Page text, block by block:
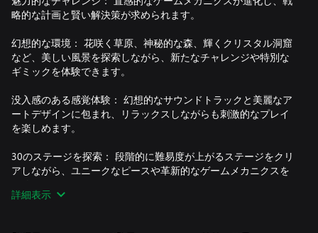
略的な計画と賢い解決策が求められます。
幻想的な環境： 花咲く草原、神秘的な森、輝くクリスタル洞窟
など、美しい風景を探索しながら、新たなチャレンジや特別な
ギミックを体験できます。
没入感のある感覚体験： 幻想的なサウンドトラックと美麗なア
ートデザインに包まれ、リラックスしながらも刺激的なプレイ
を楽しめます。
30のステージを探索： 段階的に難易度が上がるステージをクリ
アしながら、ユニークなピースや革新的なゲームメカニクスを
詳細表示